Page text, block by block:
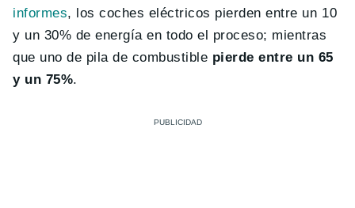
informes, los coches eléctricos pierden entre un 10
y un 30% de energía en todo el proceso; mientras
que uno de pila de combustible pierde entre un 65
y un 75%.